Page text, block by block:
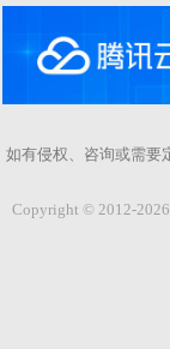
如有侵权、咨询或需要
Copyright © 2012-2026